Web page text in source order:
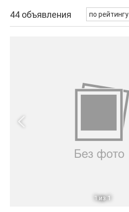
44 объявления по рейтингу
1 из 1